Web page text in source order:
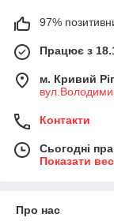
97%
Працює з
м. Кривий Ріг
Контакти
Сьогодні
Показати
Про нас